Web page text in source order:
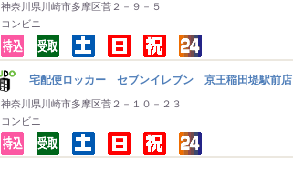
神奈川県川崎市多摩区菅２－９－５
コンビニ
宅配便ロッカー セブンイレブン 京王稲田堤駅前店
神奈川県川崎市多摩区菅２－１０－２３
コンビニ